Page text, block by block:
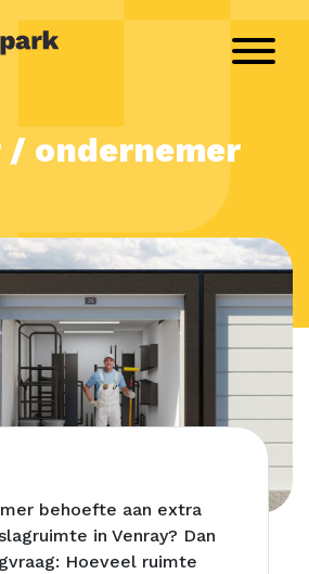
/ ondernemer
behoefte aan extra
in Venray? Dan
Hoeveel ruimte